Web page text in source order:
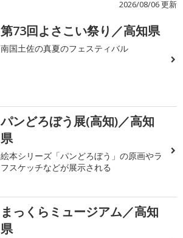
2026/08/06 更新
第73回よさこい祭り／高知県
南国土佐の真夏のフェスティバル
パンどろぼう展(高知)／高知
県
絵本シリーズ「パンどろぼう」の原画やラ
フスケッチなどが展示される
まっくらミュージアム／高知
県